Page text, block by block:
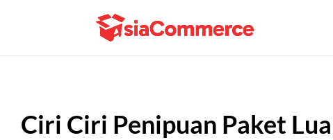
Ciri Ciri Penipuan Paket